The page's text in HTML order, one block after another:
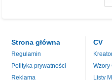
Strona główna
Regulamin
Polityka prywatności
Reklama
CV
Wzory
Listy